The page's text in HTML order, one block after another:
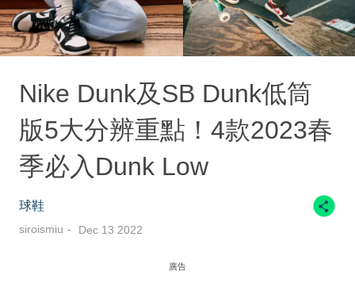
Nike Dunk及SB Dunk低筒
版5大分辨重點！4款2023春
季必入Dunk Low
球鞋
siroismiu Dec 13 2022
廣告